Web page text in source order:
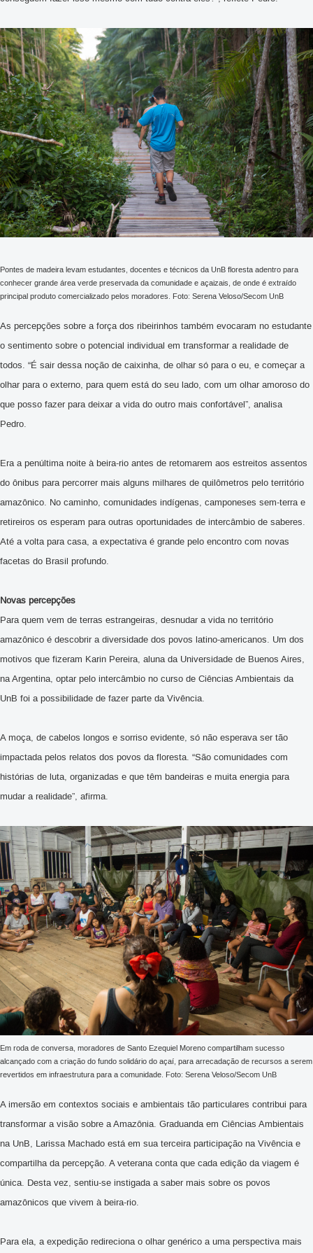
Pontes de madeira levam estudantes, docentes e técnicos da UnB floresta adentro para
conhecer grande área verde preservada da comunidade e açaizais, de onde é extraído
principal produto comercializado pelos moradores. Foto: Serena Veloso/Secom UnB
As percepções sobre a força dos ribeirinhos também evocaram no estudante
o sentimento sobre o potencial individual em transformar a realidade de
todos. “É sair dessa noção de caixinha, de olhar só para o eu, e começar a
olhar para o externo, para quem está do seu lado, com um olhar amoroso do
que posso fazer para deixar a vida do outro mais confortável”, analisa
Pedro.
Era a penúltima noite à beira-rio antes de retomarem aos estreitos assentos
do ônibus para percorrer mais alguns milhares de quilômetros pelo território
amazônico. No caminho, comunidades indígenas, camponeses sem-terra e
retireiros os esperam para outras oportunidades de intercâmbio de saberes.
Até a volta para casa, a expectativa é grande pelo encontro com novas
facetas do Brasil profundo.
Novas percepções
Para quem vem de terras estrangeiras, desnudar a vida no território
amazônico é descobrir a diversidade dos povos latino-americanos. Um dos
motivos que fizeram Karin Pereira, aluna da Universidade de Buenos Aires,
na Argentina, optar pelo intercâmbio no curso de Ciências Ambientais da
UnB foi a possibilidade de fazer parte da Vivência.
A moça, de cabelos longos e sorriso evidente, só não esperava ser tão
impactada pelos relatos dos povos da floresta. “São comunidades com
histórias de luta, organizadas e que têm bandeiras e muita energia para
mudar a realidade”, afirma.
Em roda de conversa, moradores de Santo Ezequiel Moreno compartilham sucesso
alcançado com a criação do fundo solidário do açaí, para arrecadação de recursos a serem
revertidos em infraestrutura para a comunidade. Foto: Serena Veloso/Secom UnB
A imersão em contextos sociais e ambientais tão particulares contribui para
transformar a visão sobre a Amazônia. Graduanda em Ciências Ambientais
na UnB, Larissa Machado está em sua terceira participação na Vivência e
compartilha da percepção. A veterana conta que cada edição da viagem é
única. Desta vez, sentiu-se instigada a saber mais sobre os povos
amazônicos que vivem à beira-rio.
Para ela, a expedição redireciona o olhar genérico a uma perspectiva mais